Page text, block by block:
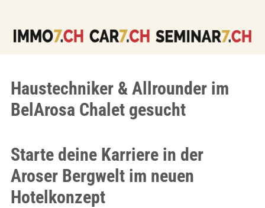
Haustechniker & Allrounder im
BelArosa Chalet gesucht
Starte deine Karriere in der
Aroser Bergwelt im neuen
Hotelkonzept